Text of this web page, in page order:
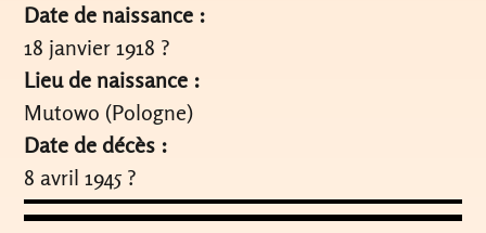
Date de naissance :
18 janvier 1918 ?
Lieu de naissance :
Mutowo (Pologne)
Date de décès :
8 avril 1945 ?